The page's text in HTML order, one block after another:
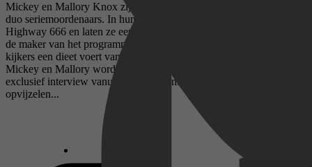
Mickey en Mallory Knox zijn Amerika's meest sexy en monsterlijke
duo seriemoordenaars. In hun rode convertible scheuren ze over
Highway 666 en laten ze een spoor van lijken achter. Wayne Gale is
de maker van het programma American Maniacs, waarin hij zijn
kijkers een dieet voert van bruut geweld en massamoordenaars. Als
Mickey en Mallory worden gearresteerd, grijpt Wayne zijn kans: een
exclusief interview vanuit de gevangenis moet de kijkcijfers
opvijzelen...